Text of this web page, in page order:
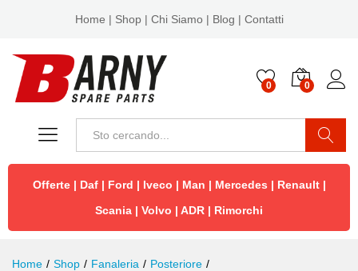
Home | Shop| Chi Siamo| Blog | Contatti
0 0
Offerte| Daf| Ford | Iveco | Man | Mercedes | Renault|
Scania | Volvo | ADR | Rimorchi
Home / Shop / Fanaleria / Posteriore /